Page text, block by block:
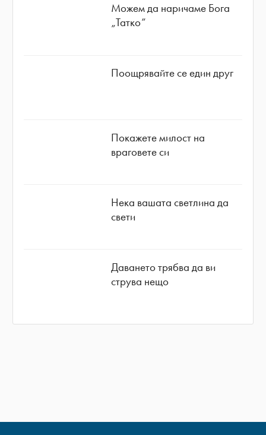
Можем да наричаме Бога
„Татко”
Поощрявайте се един друг
Покажете милост на
враговете си
Нека вашата светлина да
свети
Даването трябва да ви
струва нещо